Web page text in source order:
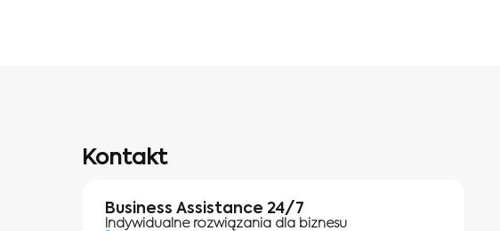
Kontakt
Business Assistance 24/7
Indywidualne rozwiązania dla biznesu